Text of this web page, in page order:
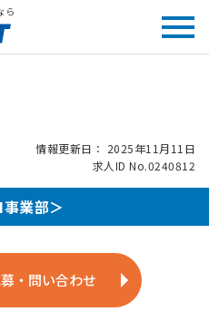
ら
情報更新日： 2025年11月11日
求人ID No.0240812
業部＞
・問い合わせ